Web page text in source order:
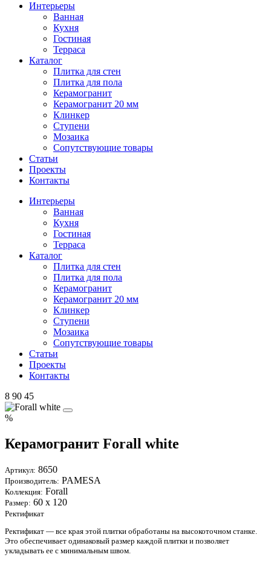
Интерьеры
Ванная
Кухня
Гостиная
Терраса
Каталог
Плитка для стен
Плитка для пола
Керамогранит
Керамогранит 20 мм
Клинкер
Ступени
Мозаика
Сопутствующие товары
Статьи
Проекты
Контакты
Интерьеры
Ванная
Кухня
Гостиная
Терраса
Каталог
Плитка для стен
Плитка для пола
Керамогранит
Керамогранит 20 мм
Клинкер
Ступени
Мозаика
Сопутствующие товары
Статьи
Проекты
Контакты
8 90 45
%
Керамогранит Forall white
Артикул: 8650
Производитель: PAMESA
Коллекция: Forall
Размер: 60 х 120
Ректификат
Ректификат — все края этой плитки обработаны на высокоточном станке.
Это обеспечивает одинаковый размер каждой плитки и позволяет
укладывать ее с минимальным швом.